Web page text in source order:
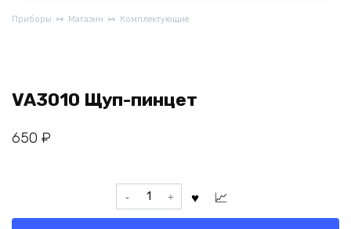
Приборы Магазин Комплектующие
VA3010 Щуп-пинцет
650 ₽
Количество
товара